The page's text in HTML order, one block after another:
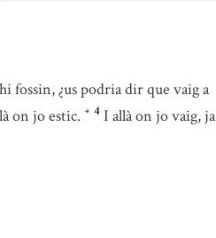
fossin, ¿us podria dir que vaig a
on jo estic. * 4 I allà on jo vaig, ja